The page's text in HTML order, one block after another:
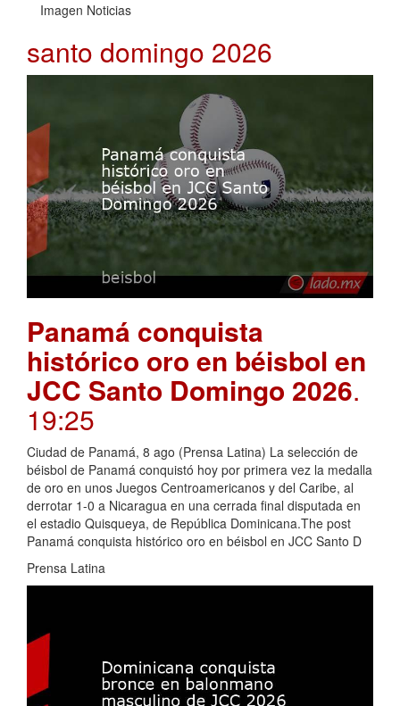
Imagen Noticias
santo domingo 2026
Panamá conquista
histórico oro en béisbol en
JCC Santo Domingo 2026.
19:25
Ciudad de Panamá, 8 ago (Prensa Latina) La selección de
béisbol de Panamá conquistó hoy por primera vez la medalla
de oro en unos Juegos Centroamericanos y del Caribe, al
derrotar 1-0 a Nicaragua en una cerrada final disputada en
el estadio Quisqueya, de República Dominicana.The post
Panamá conquista histórico oro en béisbol en JCC Santo D
Prensa Latina